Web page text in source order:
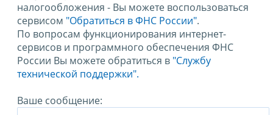
налогообложения - Вы можете воспользоваться
сервисом "Обратиться в ФНС России".
По вопросам функционирования интернет-
сервисов и программного обеспечения ФНС
России Вы можете обратиться в "Службу
технической поддержки".
Ваше сообщение: